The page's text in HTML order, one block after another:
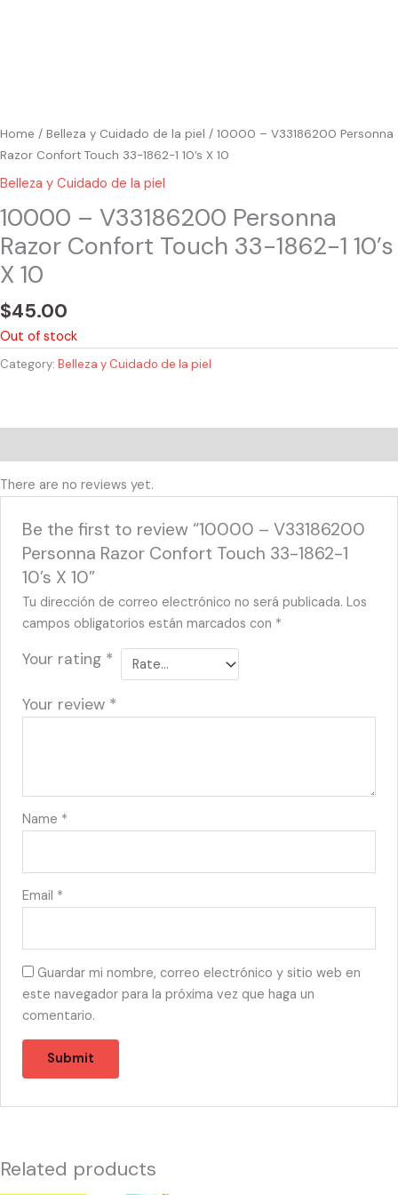
Home / Belleza y Cuidado de la piel / 10000 – V33186200 Personna
Razor Confort Touch 33-1862-1 10’s X 10
Belleza y Cuidado de la piel
10000 – V33186200 Personna
Razor Confort Touch 33-1862-1 10’s
X 10
$45.00
Out of stock
Category: Belleza y Cuidado de la piel
There are no reviews yet.
Be the first to review “10000 – V33186200
Personna Razor Confort Touch 33-1862-1
10’s X 10”
Tu dirección de correo electrónico no será publicada. Los
campos obligatorios están marcados con *
Your rating *
Your review *
Name *
Email *
Guardar mi nombre, correo electrónico y sitio web en
este navegador para la próxima vez que haga un
comentario.
Related products